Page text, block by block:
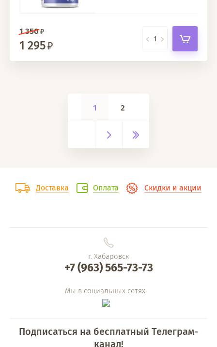
1 350
1 295
1 2
Доставка Оплата Скидки и акции
г. Хабаровск
+7 (963) 565-73-73
Мы в социальных сетях:
Подписаться на бесплатный Телеграм-
канал!